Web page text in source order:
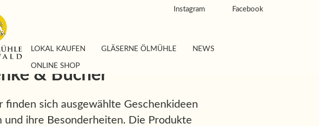
LOKAL KAUFEN GLÄSERNE ÖLMÜHLE NEWS
ONLINE SHOP
Instagram Facebook
& Bücher
finden sich ausgewählte Geschenkideen
ihre Besonderheiten. Die Produkte